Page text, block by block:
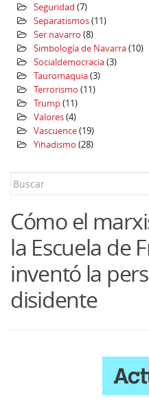
Seguridad (7)
Separatismos(11)
Ser navarro (8)
Simbología de Navarra(10)
Socialdemocracia(3)
Tauromaquia(3)
Terrorismo (11)
Trump(11)
Valores(4)
Vascuence(19)
Yihadismo (28)
for:
Cómo el
la Escuela de
inventó la
disidente